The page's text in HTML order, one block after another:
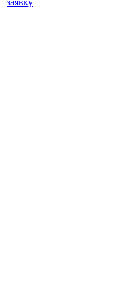
заявку